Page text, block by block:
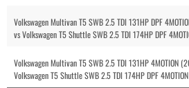
Volkswagen Multivan T5 SWB 2.5 TDI 131HP DPF
vs Volkswagen T5 Shuttle SWB 2.5 TDI 174HP DPF
Volkswagen Multivan T5 SWB 2.5 TDI 131HP 4MOTION
Volkswagen T5 Shuttle SWB 2.5 TDI 174HP DPF